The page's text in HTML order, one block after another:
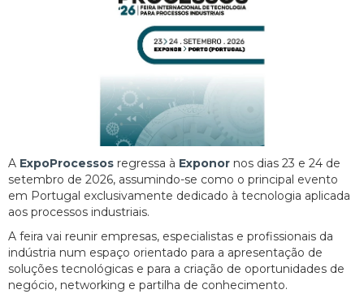
A ExpoProcessos regressa à Exponor nos dias 23 e 24 de
setembro de 2026, assumindo-se como o principal evento
em Portugal exclusivamente dedicado à tecnologia aplicada
aos processos industriais.
A feira vai reunir empresas, especialistas e profissionais da
indústria num espaço orientado para a apresentação de
soluções tecnológicas e para a criação de oportunidades de
negócio, networking e partilha de conhecimento.